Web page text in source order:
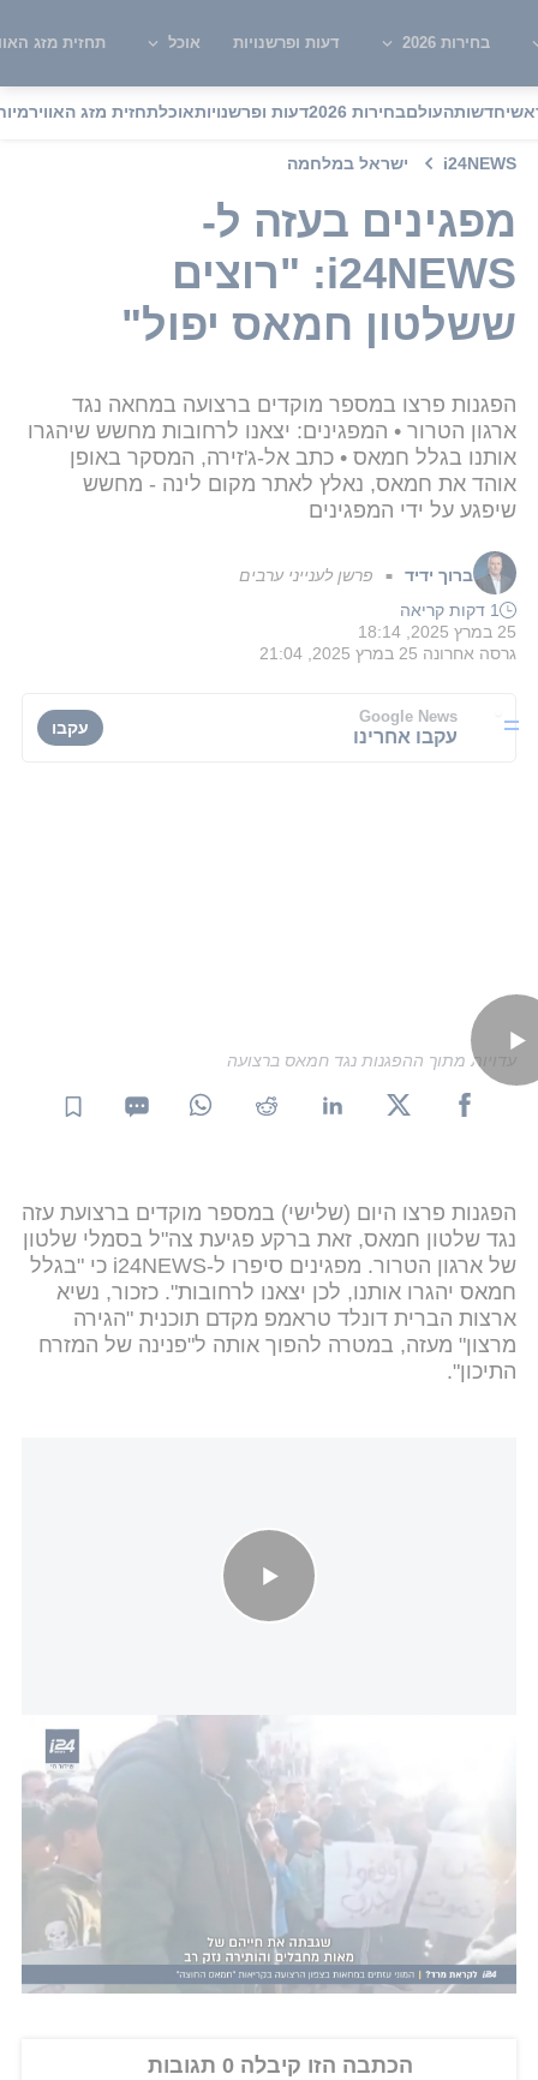
בחירות 2026 דעות ופרשנויות אוכל תחזית מזג
חדשותהעולםבחירות 2026 דעות ופרשנויותאוכלתחזית מזג האוויר
i24NEWS ישראל במלחמה
מפגינים בעזה ל-
i24NEWS: "רוצים
ששלטון חמאס יפול"
הפגנות פרצו במספר מוקדים ברצועה במחאה נגד
ארגון הטרור • המפגינים: יצאנו לרחובות מחשש שיהגרו
אותנו בגלל חמאס • כתב אל-ג'זירה, המסקר באופן
אוהד את חמאס, נאלץ לאתר מקום לינה - מחשש
שיפגע על ידי המפגינים
ברוך ידיד ■ פרשן לענייני ערבים
1 דקות קריאה
25 במרץ 2025, 18:14
גרסה אחרונה 25 במרץ 2025, 21:04
Google News
עקבו אחרינו עקבו
עדויות מתוך ההפגנות נגד חמאס ברצועה
הפגנות פרצו היום (שלישי) במספר מוקדים ברצועת עזה
נגד שלטון חמאס, זאת ברקע פגיעת צה"ל בסמלי שלטון
של ארגון הטרור. מפגינים סיפרו ל-i24NEWS כי "בגלל
חמאס יהגרו אותנו, לכן יצאנו לרחובות". כזכור, נשיא
ארצות הברית דונלד טראמפ מקדם תוכנית "הגירה
מרצון" מעזה, במטרה להפוך אותה ל"פנינה של המזרח
התיכון".
המוני עזתים במחאות בצפון הרצועה נגד חמאס
פרשננו לענייני ערבים, ברוך ידיד, פרסם כי אנס שריף,
כתב אל-ג'זירה ברצועת עזה, נאלץ לאתר מקום לינה
ללילה מחשש שיפגע על ידי המפגינים. מוקדם יותר
היום פרסם שריף סרטון מתוך ההפגנה נגד חמאס ותייג
אותה כהפגנה נגד המלחמה, הקוראת לסיום הטבח,
מהלך שהביא לביקורת רבה נגדו.
צפו בדיווח המלא
הכתבה הזו קיבלה 0 תגובות